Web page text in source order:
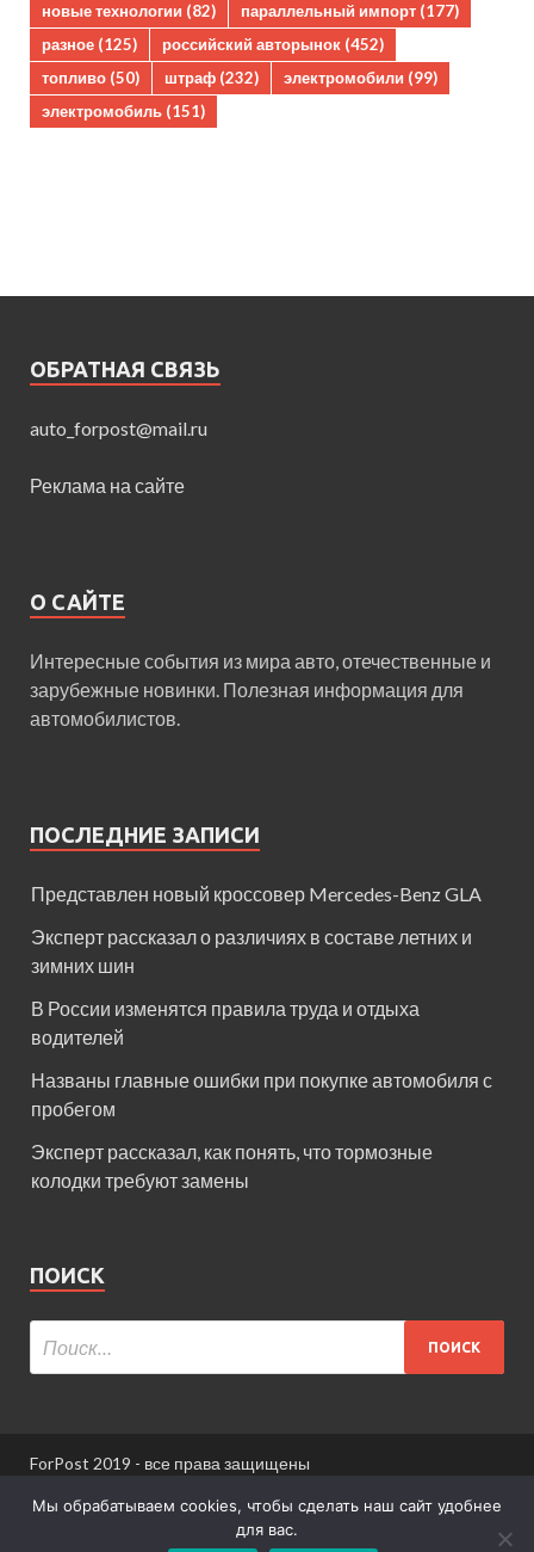
новые технологии (82) параллельный импорт (177)
разное (125) российский авторынок (452)
топливо (50) штраф (232) электромобили (99)
электромобиль (151)
ОБРАТНАЯ СВЯЗЬ
auto_forpost@mail.ru
Реклама на сайте
О САЙТЕ
Интересные события из мира авто, отечественные и
зарубежные новинки. Полезная информация для
автомобилистов.
ПОСЛЕДНИЕ ЗАПИСИ
Представлен новый кроссовер Mercedes-Benz GLA
Эксперт рассказал о различиях в составе летних и
зимних шин
В России изменятся правила труда и отдыха
водителей
Названы главные ошибки при покупке автомобиля с
пробегом
Эксперт рассказал, как понять, что тормозные
колодки требуют замены
ПОИСК
ForPost 2019 - все права защищены
При использовании материалов сайта ссылка
Мы обрабатываем cookies, чтобы сделать наш сайт удобнее
для вас.